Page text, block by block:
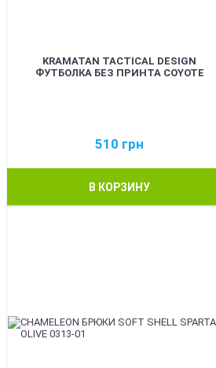
KRAMATAN TACTICAL DESIGN
ФУТБОЛКА БЕЗ ПРИНТА COYOTE
510 грн
В КОРЗИНУ